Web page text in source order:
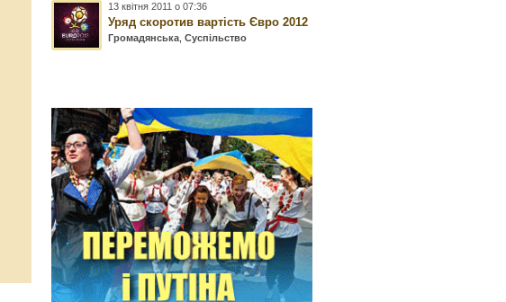
13 квітня 2011 о 07:36
Уряд скоротив вартість Євро 2012
Громадянська ,Суспільство